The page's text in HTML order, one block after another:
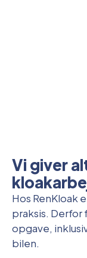
Vi giver
Hos RenKloak
praksis. Derfor
opgave,
bilen.